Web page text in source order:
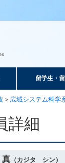
留学生・
＞ 広域システム科学
詳細
（カジタ シン